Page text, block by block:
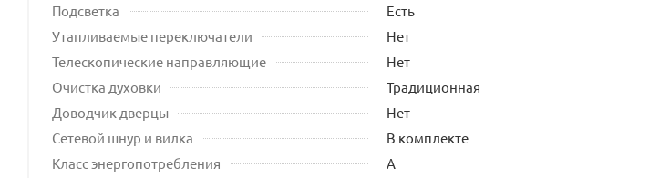
Подсветка
Есть
Утапливаемые переключатели
Нет
Телескопические направляющие
Нет
Очистка духовки
Традиционная
Доводчик дверцы
Нет
Сетевой шнур и вилка
В комплекте
Класс энергопотребления
A